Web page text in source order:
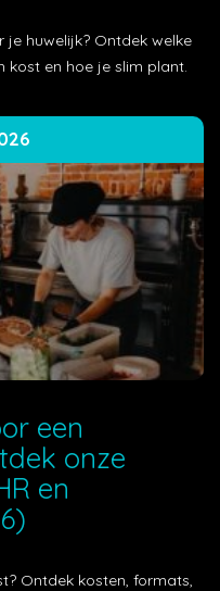
huwelijk? Ontdek welke
kost en hoe je slim plant.
een
onze
en
Ontdek kosten, formats,